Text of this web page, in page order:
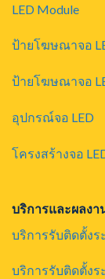
LED Module
ป้ายโฆษณาจอ
ป้ายโฆษณาจอ
อุปกรณ์จอ LED
โครงสร้างจอ
บริการและผลงา
บริการรับติดตั้งร
บริการรับติดตั้งร